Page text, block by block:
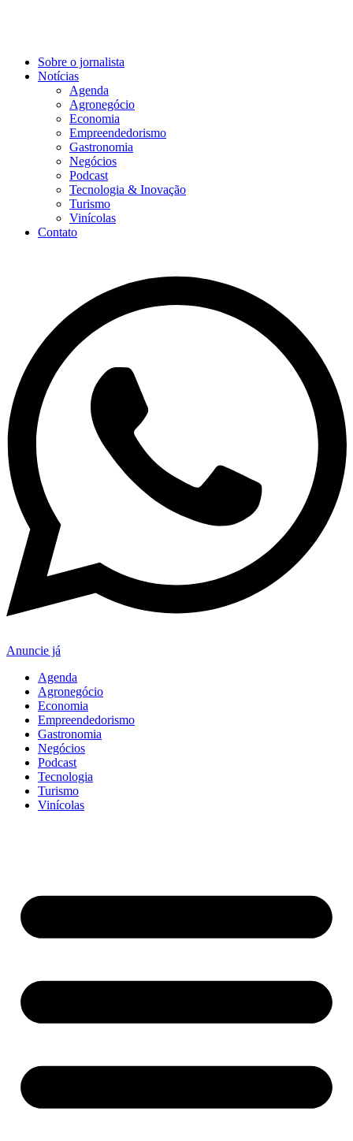
Sobre o jornalista
Notícias
Agenda
Agronegócio
Economia
Empreendedorismo
Gastronomia
Negócios
Podcast
Tecnologia & Inovação
Turismo
Vinícolas
Contato
Anuncie já
Agenda
Agronegócio
Economia
Empreendedorismo
Gastronomia
Negócios
Podcast
Tecnologia
Turismo
Vinícolas